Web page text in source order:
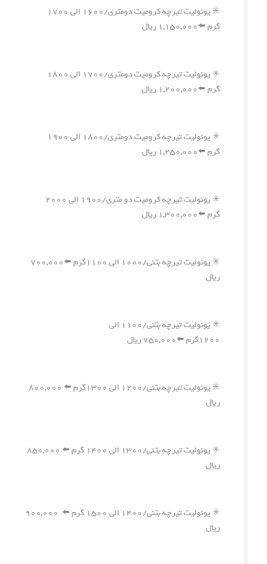
✳️ یونولیت تیرچه کرومیت دومتری/۱۶۰۰ الی ۱۷۰۰
گرم ⬅️۱,۱۵۰,۰۰۰ ریال
✳️ یونولیت تیرچه کرومیت دومتری/۱۷۰۰ الی ۱۸۰۰
گرم ⬅️۱,۲۰۰,۰۰۰ ریال
✳️ یونولیت تیرچه کرومیت دومتری/۱۸۰۰ الی ۱۹۰۰
گرم ⬅️۱,۲۵۰,۰۰۰ ریال
✳️ یونولیت تیرچه کرومیت دو متری/۱۹۰۰ الی ۲۰۰۰
گرم ⬅️۱,۳۰۰,۰۰۰ ریال
✳️ یونولیت تیرچه بتنی/۱۰۰۰ الی ۱۱۰۰گرم ⬅️۷۰۰,۰۰۰
ریال
✳️ یونولیت تیرچه بتنی/۱۱۰۰ الی
۱۲۰۰گرم ⬅️۷۵۰,۰۰۰ ریال
✳️ یونولیت تیرچه بتنی/۱۲۰۰ الی ۱۳۰۰گرم ⬅️ ۸۰۰,۰۰۰
ریال
✳️ یونولیت تیرچه بتنی/۱۳۰۰ الی ۱۴۰۰ گرم ⬅️ ۸۵۰,۰۰۰
ریال
✳️ یونولیت تیرچه بتنی/۱۴۰۰ الی ۱۵۰۰ گرم ⬅️ ۹۰۰,۰۰۰
ریال